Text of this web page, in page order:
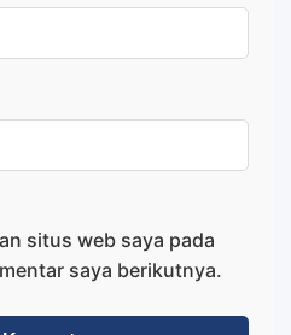
situs web saya pada
saya berikutnya.